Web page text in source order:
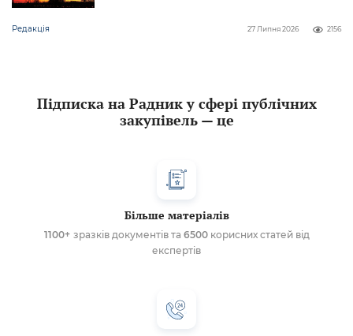
Редакція 2156
27 Липня 2026
Підписка на Радник у сфері публічних
закупівель — це
Більше матеріалів
1100+ зразків документів та 6500корисних статей від
експертів